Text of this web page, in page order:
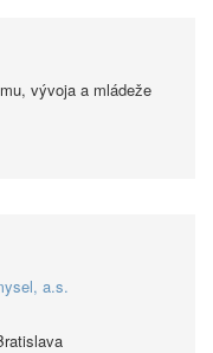
vývoja a mládeže
a.s.